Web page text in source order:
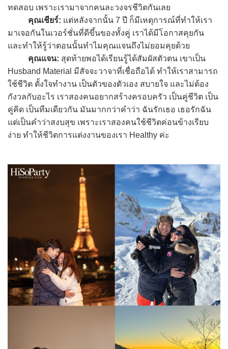
ทดสอบ เพราะเรามาจากคนละวงจรชีวิตกันเลย
คุณเชียร์: แต่หลังจากนั้น 7 ปี ก็มีเหตุการณ์ที่ทำให้เรา
มาเจอกันในเวอร์ชั่นที่ดีขึ้นของทั้งคู่ เราได้มีโอกาสคุยกัน
และทำให้รู้ว่าตอนนั้นทำไมคุณแจนถึงไม่ยอมคุยด้วย
คุณแจน: สุดท้ายพอได้เรียนรู้ได้สัมผัสตัวตน เขาเป็น
Husband Material มีสัจจะวาจาที่เชื่อถือได้ ทำให้เราสามารถ
ใช้ชีวิต ตั้งใจทำงาน เป็นตัวของตัวเอง สบายใจ และไม่ต้อง
กังวลกับอะไร เราสองคนอยากสร้างครอบครัว เป็นคู่ชีวิต เป็น
คู่คิด เป็นทีมเดียวกัน มันมากกว่าคำว่า ฉันรักเธอ เธอรักฉัน
แต่เป็นคำว่าสงบสุข เพราะเราสองคนใช้ชีวิตค่อนข้างเรียบ
ง่าย ทำให้ชีวิตการแต่งงานของเรา Healthy ค่ะ